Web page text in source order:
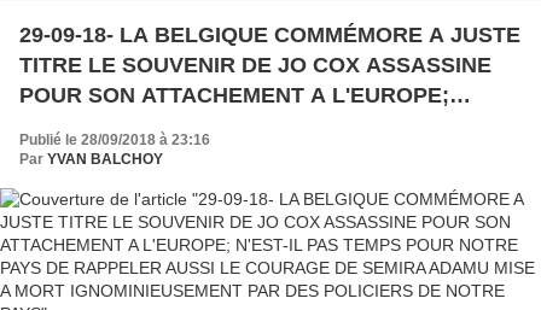
29-09-18- LA BELGIQUE COMMÉMORE A JUSTE
TITRE LE SOUVENIR DE JO COX ASSASSINE
POUR SON ATTACHEMENT A L'EUROPE;
RAPPELER AUSSI LE COURAGE DE SEMIRA
ADAMU MISE A MORT IGNOMINIEUSEMENT
PAR DES POLICIERS DE NOTRE PAYS
Publié le 28/09/2018 à 23:16
Par YVAN BALCHOY